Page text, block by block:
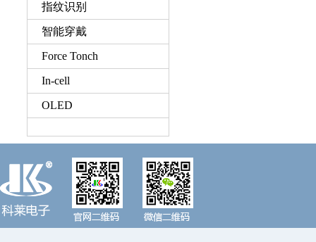
指纹识别
智能穿戴
Force Tonch
In-cell
OLED